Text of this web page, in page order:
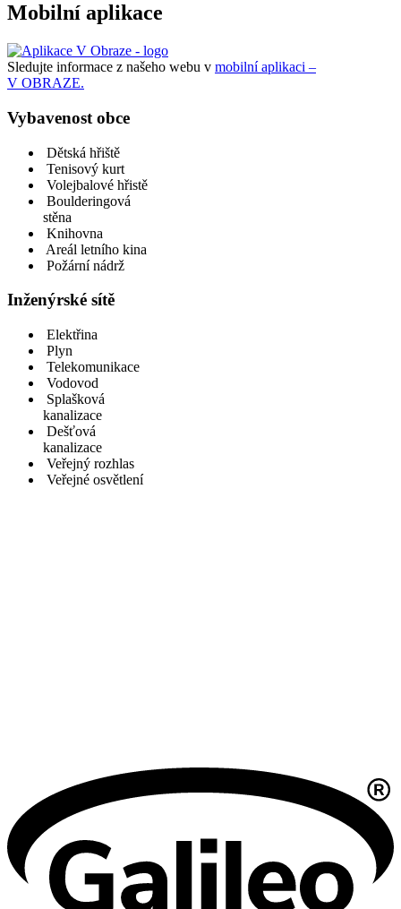
Mobilní aplikace
Sledujte informace z našeho webu v mobilní aplikaci –
V OBRAZE.
Vybavenost obce
Dětská hřiště
Tenisový kurt
Volejbalové hřistě
Boulderingová
stěna
Knihovna
Areál letního kina
Požární nádrž
Inženýrské sítě
Elektřina
Plyn
Telekomunikace
Vodovod
Splašková
kanalizace
Dešťová
kanalizace
Veřejný rozhlas
Veřejné osvětlení